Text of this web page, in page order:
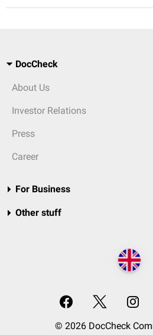
DocCheck
About Us
Investor Relations
Press
Career
For Business
Other stuff
© 2026 DocCheck